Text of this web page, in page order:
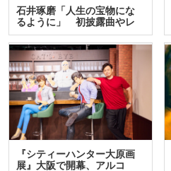
石井琢磨「人生の宝物にな
るように」 初披露曲やレ
ア…
『シティーハンター大原画
展』大阪で開幕、アルコ